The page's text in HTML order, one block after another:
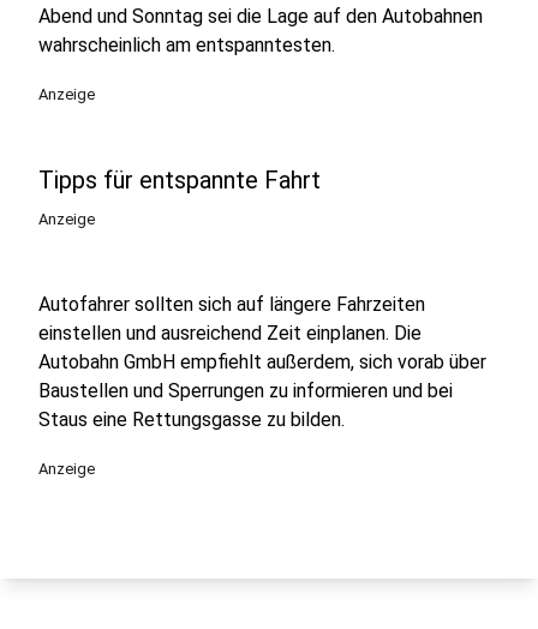
Abend und Sonntag sei die Lage auf den Autobahnen
wahrscheinlich am entspanntesten.
Anzeige
Tipps für entspannte Fahrt
Anzeige
Autofahrer sollten sich auf längere Fahrzeiten
einstellen und ausreichend Zeit einplanen. Die
Autobahn GmbH empfiehlt außerdem, sich vorab über
Baustellen und Sperrungen zu informieren und bei
Staus eine Rettungsgasse zu bilden.
Anzeige